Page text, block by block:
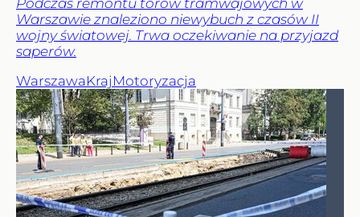
Warszawie znaleziono niewybuch z czasów II
wojny światowej. Trwa oczekiwanie na przyjazd
saperów.
WarszawaKraj Motoryzacja